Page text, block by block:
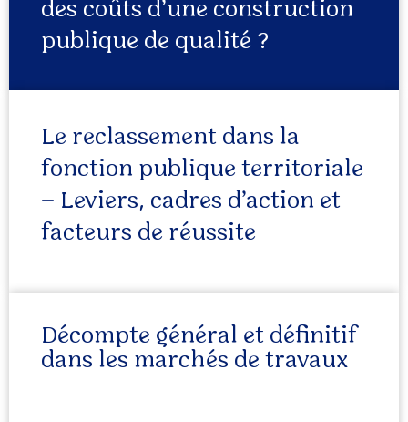
des coûts d’une construction
publique de qualité ?
Le reclassement dans la
fonction publique territoriale
– Leviers, cadres d’action et
facteurs de réussite
Décompte général et définitif
dans les marchés de travaux